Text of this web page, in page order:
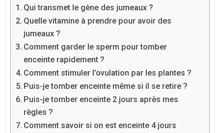
Qui transmet le gène des jumeaux ?
Quelle vitamine à prendre pour avoir des
jumeaux ?
Comment garder le sperm pour tomber
enceinte rapidement ?
Comment stimuler l’ovulation par les plantes ?
Puis-je tomber enceinte même si il se retire ?
Puis-je tomber enceinte 2 jours après mes
règles ?
Comment savoir si on est enceinte 4 jours